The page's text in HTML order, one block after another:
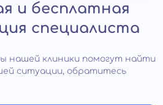
и бесплатная
специалиста
нашей клиники помогут найти
ситуации, обратитесь